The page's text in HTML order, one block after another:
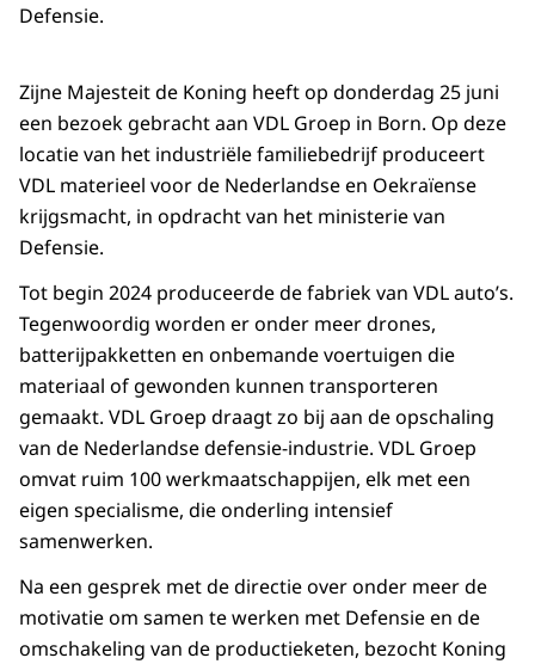
Defensie.
Zijne Majesteit de Koning heeft op donderdag 25 juni
een bezoek gebracht aan VDL Groep in Born. Op deze
locatie van het industriële familiebedrijf produceert
VDL materieel voor de Nederlandse en Oekraïense
krijgsmacht, in opdracht van het ministerie van
Defensie.
Tot begin 2024 produceerde de fabriek van VDL auto’s.
Tegenwoordig worden er onder meer drones,
batterijpakketten en onbemande voertuigen die
materiaal of gewonden kunnen transporteren
gemaakt. VDL Groep draagt zo bij aan de opschaling
van de Nederlandse defensie-industrie. VDL Groep
omvat ruim 100 werkmaatschappijen, elk met een
eigen specialisme, die onderling intensief
samenwerken.
Na een gesprek met de directie over onder meer de
motivatie om samen te werken met Defensie en de
omschakeling van de productieketen, bezocht Koning